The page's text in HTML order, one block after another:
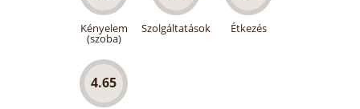
Kényelem
(szoba)
Szolgáltatások Étkezés
4.65